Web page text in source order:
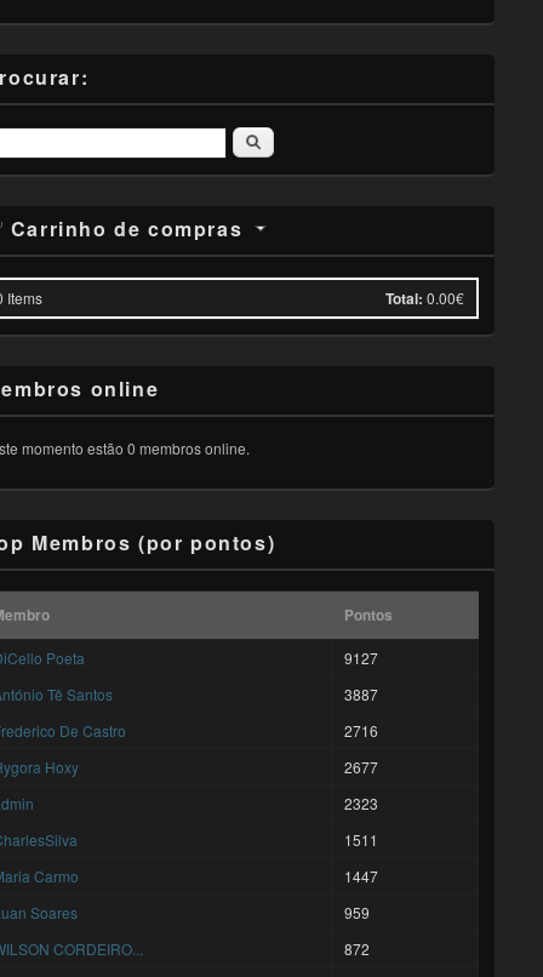
Pesquisar
Carrinho de compras
Items Total: 0.00€
online
momento estão 0 membros online.
Membros (por pontos)
Pontos
Poeta
9127
Tê Santos
3887
De Castro
2716
Hoxy
2677
2323
1511
Carmo
1447
Soares
959
CORDEIRO...
872